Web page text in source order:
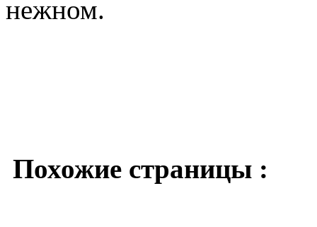
нежном.
Похожие страницы :